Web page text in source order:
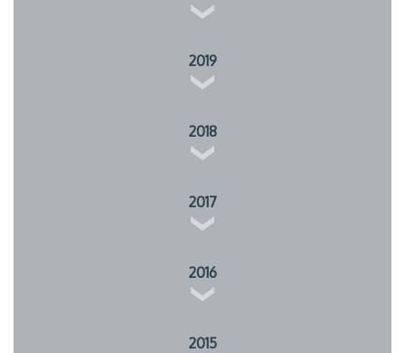
2019
2018
2017
2016
2015